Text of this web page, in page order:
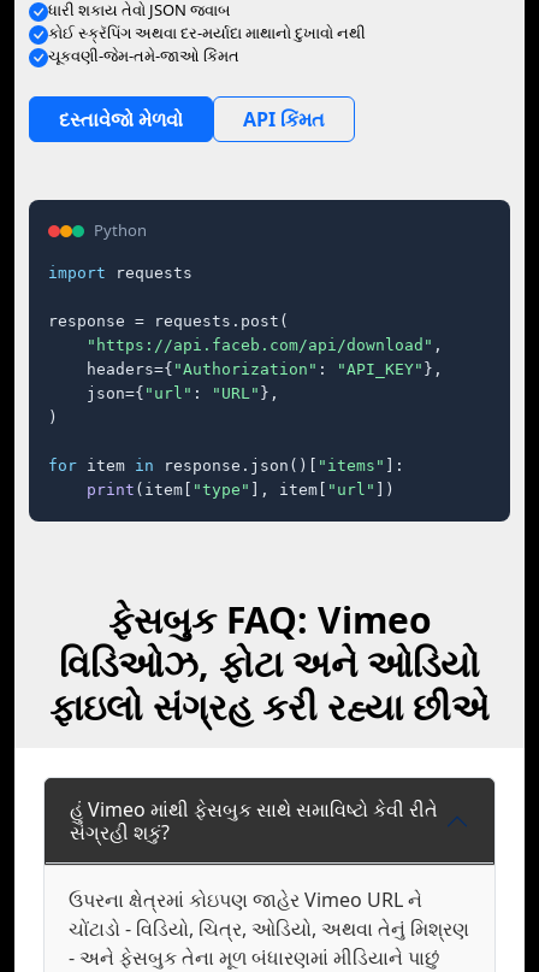
ધારી શકાય તેવો JSON જવાબ
કોઈ સ્ક્રૅપિંગ અથવા દર-મર્યાદા માથાનો દુખાવો નથી
ચૂકવણી-જેમ-તમે-જાઓ કિંમત
દસ્તાવેજો મેળવો API કિંમત
Python
import requests
response = requests.post(
"https://api.faceb.com/api/download" ,
    headers={
"Authorization" : "API_KEY" },
    json={
"url" : "URL" },
)
for item in response.json()[ "items"
]:
print (item[ "type" ], item[ "url" ])
ફેસબુક FAQ: Vimeo
વિડિઓઝ, ફોટા અને ઓડિયો
ફાઇલો સંગ્રહ કરી રહ્યા છીએ
હું Vimeo માંથી ફેસબુક સાથે સમાવિષ્ટો કેવી રીતે
સંગ્રહી શકું?
ઉપરના ક્ષેત્રમાં કોઇપણ જાહેર Vimeo URL ને
ચોંટાડો - વિડિયો, ચિત્ર, ઓડિયો, અથવા તેનું મિશ્રણ
- અને ફેસબુક તેના મૂળ બંધારણમાં મીડિયાને પાછું